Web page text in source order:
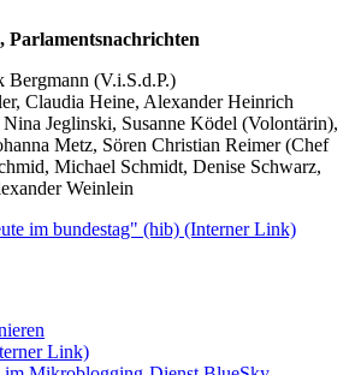
Parlamentsnachrichten
Bergmann (V.i.S.d.P.)
Claudia Heine, Alexander Heinrich
Jeglinski, Susanne Ködel (Volontärin),
Metz, Sören Christian Reimer (Chef
Michael Schmidt, Denise Schwarz,
Weinlein
im bundestag" (hib) (Interner Link)
Link)